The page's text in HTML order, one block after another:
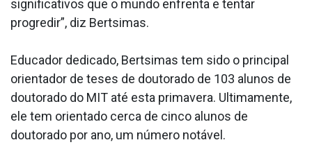
significativos que o mundo enfrenta e tentar
progredir”, diz Bertsimas.
Educador dedicado, Bertsimas tem sido o principal
orientador de teses de doutorado de 103 alunos de
doutorado do MIT até esta primavera. Ultimamente,
ele tem orientado cerca de cinco alunos de
doutorado por ano, um número notável.